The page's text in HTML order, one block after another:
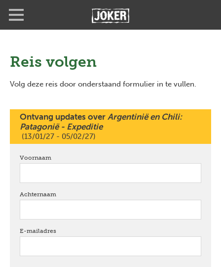
gaanReis volgen
Volg deze reis door onderstaand formulier in te vullen.
Ontvang updates over Argentinië en Chili:
Patagonië - Expeditie
(13/01/27 - 05/02/27)
Voornaam
Achternaam
E-mailadres